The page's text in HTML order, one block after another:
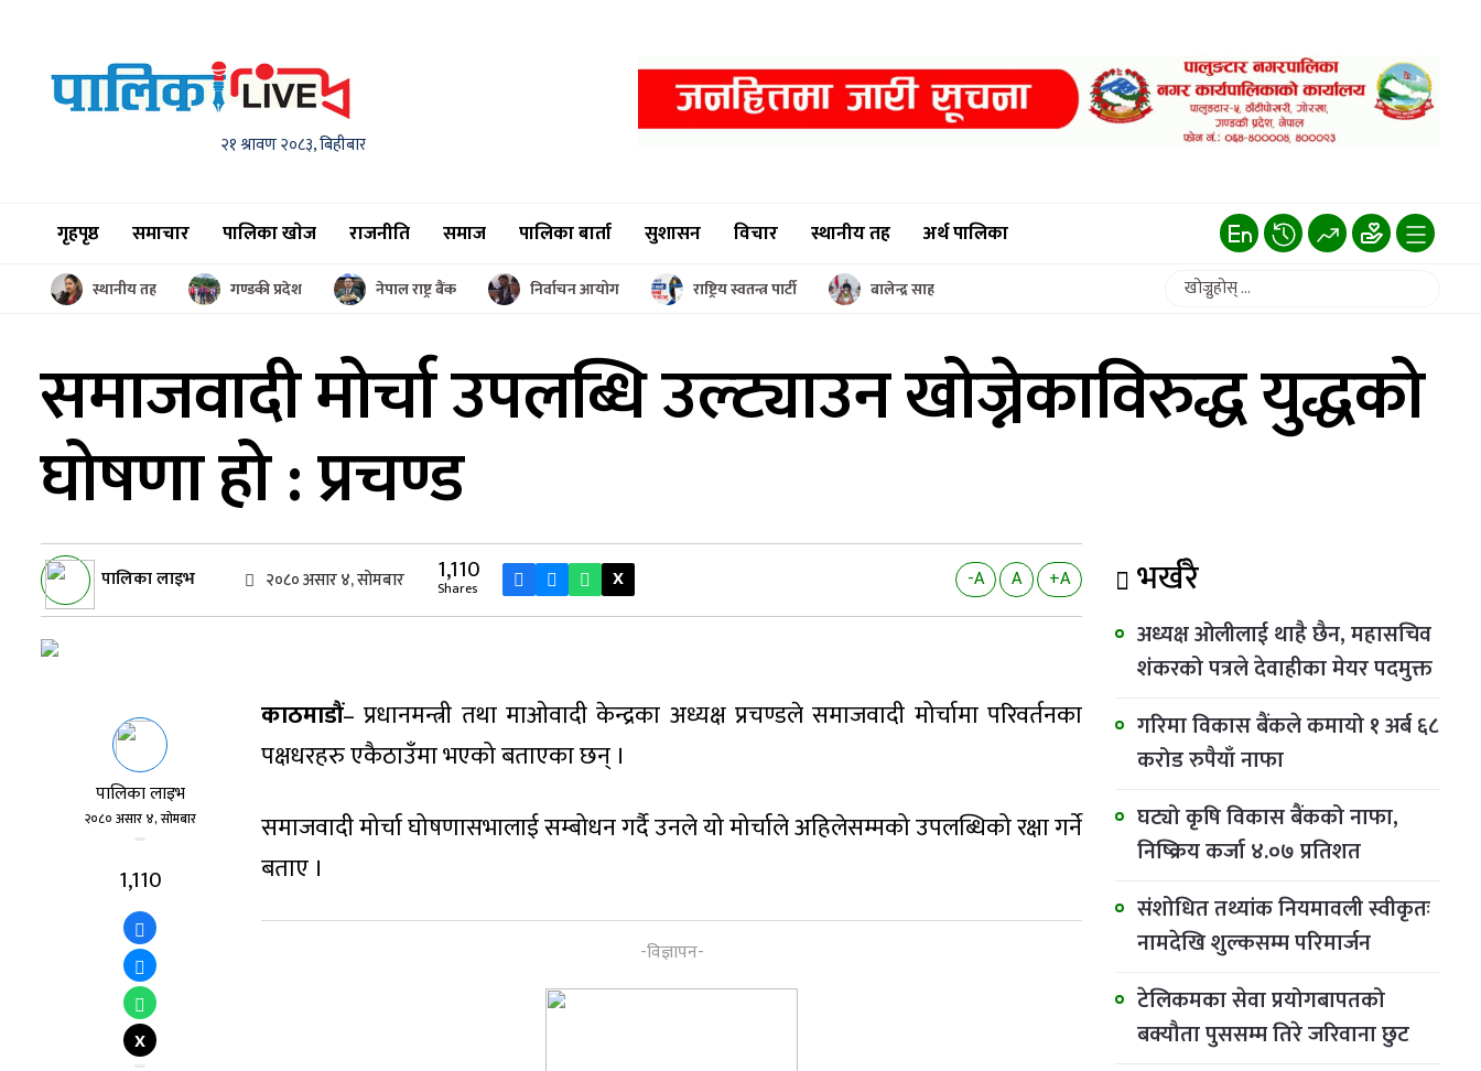
२१ श्रावण २०८३, बिहीबार
गृहपृष्ठ समाचार पालिका खाेज राजनीति समाज पालिका बार्ता सुशासन विचार स्थानीय तह अर्थ पालिका
स्थानीय तह गण्डकी प्रदेश नेपाल राष्ट्र बैंक निर्वाचन आयोग राष्ट्रिय स्वतन्त्र पार्टी बालेन्द्र साह
समाजवादी मोर्चा उपलब्धिउल्ट्याउन खोज्नेकाविरुद्ध युद्धको
घोषणा हो : प्रचण्ड
पालिका लाइभ २०८० असार ४, सोमबार 1,110
Shares X -A A +A
पालिका लाइभ
२०८० असार ४, सोमबार
1,110
X
काठमाडौं– प्रधानमन्त्री तथा माओवादी केन्द्रका अध्यक्ष प्रचण्डले समाजवादी मोर्चामा परिवर्तनका
पक्षधरहरु एकैठाउँमा भएको बताएका छन् ।
समाजवादी मोर्चा घोषणासभालाई सम्बोधन गर्दै उनले यो मोर्चाले अहिलेसम्मको उपलब्धिको रक्षा गर्ने
बताए ।
भर्खरै
अध्यक्ष ओलीलाई थाहै छैन, महासचिव
शंकरको पत्रले देवाहीका मेयर पदमुक्त
गरिमा विकास बैंकले कमायो १ अर्ब ६८
करोड रुपैयाँ नाफा
घट्यो कृषि विकास बैंकको नाफा,
निष्क्रिय कर्जा ४.०७ प्रतिशत
संशोधित तथ्यांक नियमावली स्वीकृतः
नामदेखि शुल्कसम्म परिमार्जन
टेलिकमका सेवा प्रयोगबापतको
बक्यौता पुससम्म तिरे जरिवाना छुट